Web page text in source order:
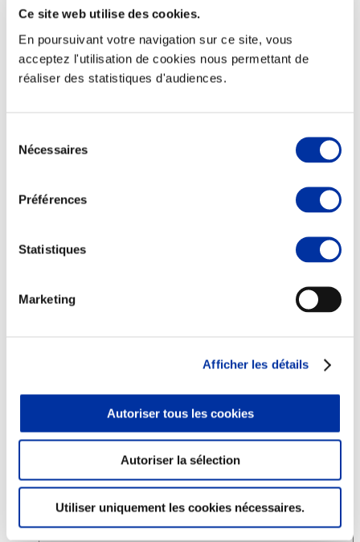
Ce site web utilise des cookies.
En poursuivant votre navigation sur ce site, vous
acceptez l'utilisation de cookies nous permettant de
réaliser des statistiques d'audiences.
Nécessaires
Préférences
Statistiques
Marketing
Afficher les détails
Autoriser tous les cookies
Autoriser la sélection
Utiliser uniquement les cookies nécessaires.
Elevage
Alimentation de qualité, raisonnée et durable
Consommation
Sécurité sanitaire
Viandes et santé
Info-veille scientifique
Sources d’information